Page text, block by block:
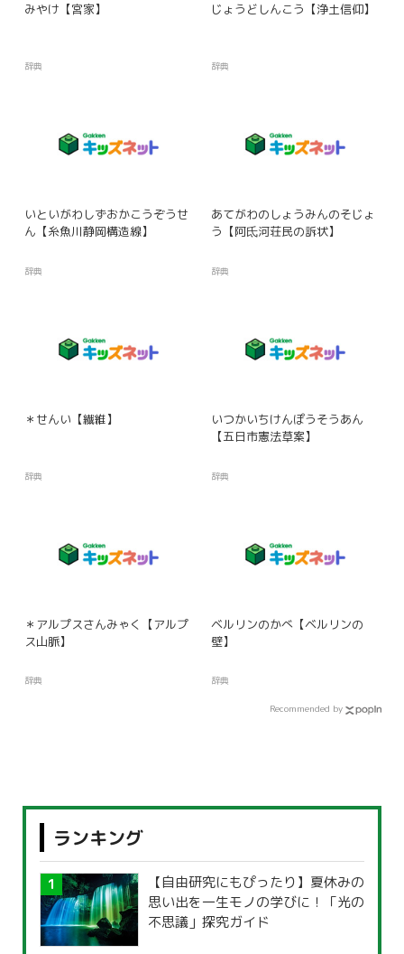
みやけ【宮家】
辞典
じょうどしんこう【浄土信仰】
辞典
いといがわしずおかこうぞうせ
ん【糸魚川静岡構造線】
辞典
あてがわのしょうみんのそじょ
う【阿氐河荘民の訴状】
辞典
＊せんい【繊維】
辞典
いつかいちけんぽうそうあん
【五日市憲法草案】
辞典
＊アルプスさんみゃく【アルプ
ス山脈】
辞典
ベルリンのかべ【ベルリンの
壁】
辞典
Recommended by
ランキング
【自由研究にもぴったり】夏休みの
思い出を一生モノの学びに！「光の
不思議」探究ガイド